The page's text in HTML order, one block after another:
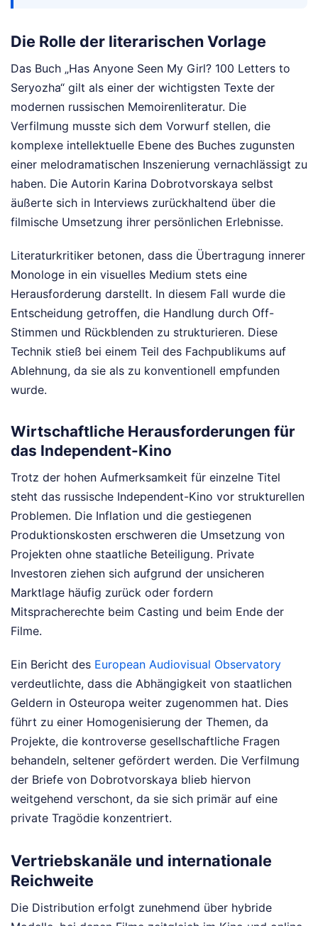
Die Rolle der literarischen Vorlage
Das Buch „Has Anyone Seen My Girl? 100 Letters to
Seryozha“ gilt als einer der wichtigsten Texte der
modernen russischen Memoirenliteratur. Die
Verfilmung musste sich dem Vorwurf stellen, die
komplexe intellektuelle Ebene des Buches zugunsten
einer melodramatischen Inszenierung vernachlässigt zu
haben. Die Autorin Karina Dobrotvorskaya selbst
äußerte sich in Interviews zurückhaltend über die
filmische Umsetzung ihrer persönlichen Erlebnisse.
Literaturkritiker betonen, dass die Übertragung innerer
Monologe in ein visuelles Medium stets eine
Herausforderung darstellt. In diesem Fall wurde die
Entscheidung getroffen, die Handlung durch Off-
Stimmen und Rückblenden zu strukturieren. Diese
Technik stieß bei einem Teil des Fachpublikums auf
Ablehnung, da sie als zu konventionell empfunden
wurde.
Wirtschaftliche Herausforderungen für
das Independent-Kino
Trotz der hohen Aufmerksamkeit für einzelne Titel
steht das russische Independent-Kino vor strukturellen
Problemen. Die Inflation und die gestiegenen
Produktionskosten erschweren die Umsetzung von
Projekten ohne staatliche Beteiligung. Private
Investoren ziehen sich aufgrund der unsicheren
Marktlage häufig zurück oder fordern
Mitspracherechte beim Casting und beim Ende der
Filme.
Ein Bericht des European Audiovisual Observatory
verdeutlichte, dass die Abhängigkeit von staatlichen
Geldern in Osteuropa weiter zugenommen hat. Dies
führt zu einer Homogenisierung der Themen, da
Projekte, die kontroverse gesellschaftliche Fragen
behandeln, seltener gefördert werden. Die Verfilmung
der Briefe von Dobrotvorskaya blieb hiervon
weitgehend verschont, da sie sich primär auf eine
private Tragödie konzentriert.
Vertriebskanäle und internationale
Reichweite
Die Distribution erfolgt zunehmend über hybride